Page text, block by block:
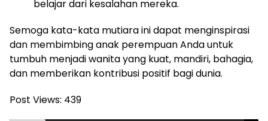
belajar dari kesalahan mereka.
Semoga kata-kata mutiara ini dapat menginspirasi
dan membimbing anak perempuan Anda untuk
tumbuh menjadi wanita yang kuat, mandiri, bahagia,
dan memberikan kontribusi positif bagi dunia.
Post Views: 439